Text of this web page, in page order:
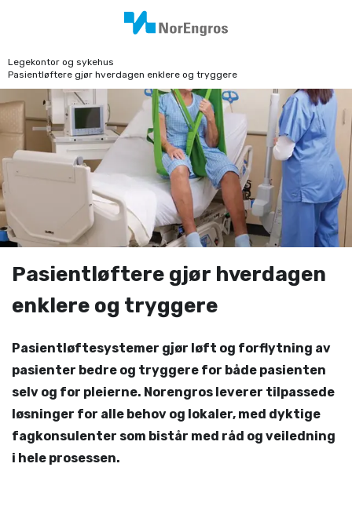
Legekontor og sykehus
Pasientløftere gjør hverdagen enklere og tryggere
Pasientløftere gjør hverdagen
enklere og tryggere
Pasientløftesystemer gjør løft og forflytning av
pasienter bedre og tryggere for både pasienten
selv og for pleierne. Norengros leverer tilpassede
løsninger for alle behov og lokaler, med dyktige
fagkonsulenter som bistår med råd og veiledning
i hele prosessen.